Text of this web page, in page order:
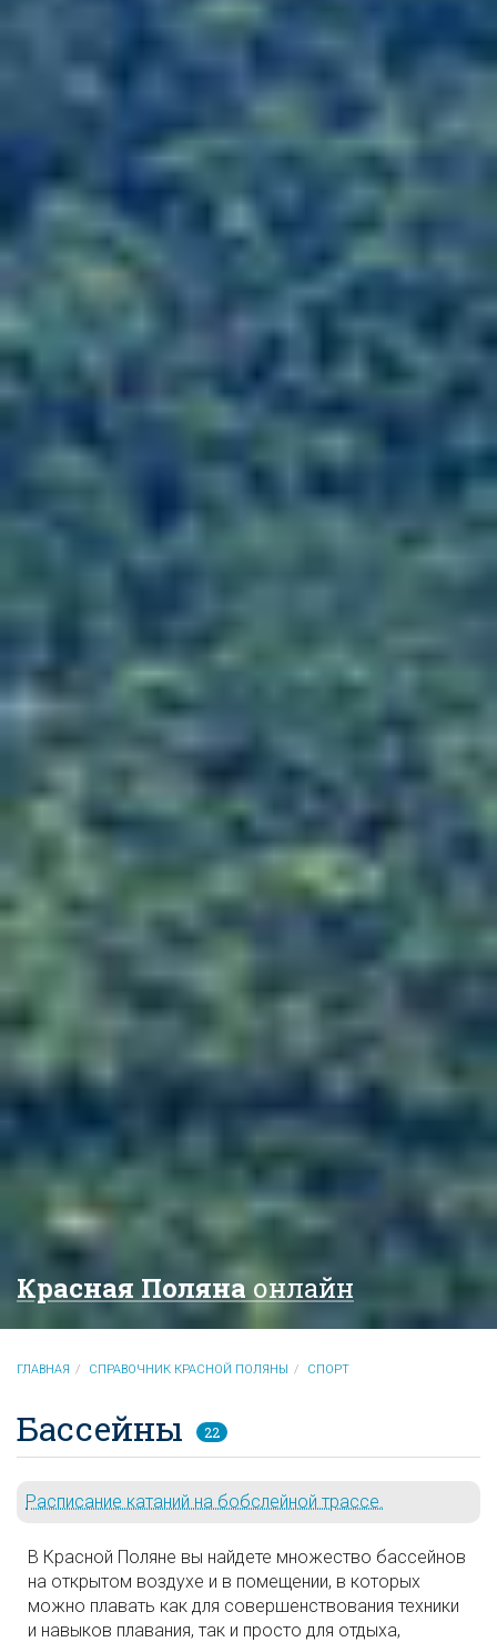
Красная Поляна онлайн
ГЛАВНАЯ СПРАВОЧНИК КРАСНОЙ ПОЛЯНЫ СПОРТ
Бассейны 22
Расписание катаний на бобслейной трассе.
В Красной Поляне вы найдете множество бассейнов
на открытом воздухе и в помещении, в которых
можно плавать как для совершенствования техники
и навыков плавания, так и просто для отдыха,